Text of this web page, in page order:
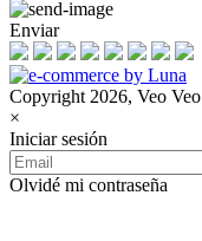
Enviar
Copyright 2026, Veo Veo
×
Iniciar sesión
Olvidé mi contraseña